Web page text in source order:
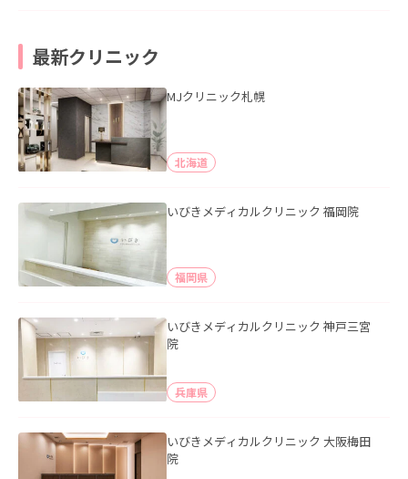
最新クリニック
MJクリニック札幌
北海道
いびきメディカルクリニック 福岡院
福岡県
いびきメディカルクリニック 神戸三宮
院
兵庫県
いびきメディカルクリニック 大阪梅田
院